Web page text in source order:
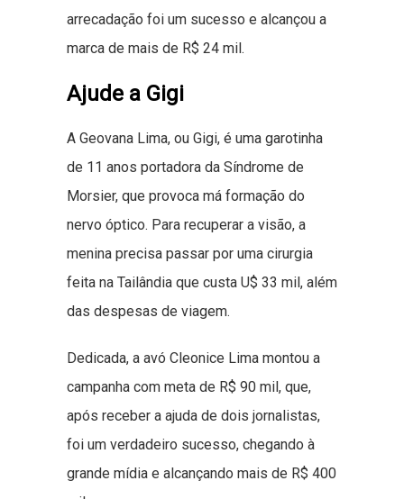
arrecadação foi um sucesso e alcançou a
marca de mais de R$ 24 mil.
Ajude a Gigi
A Geovana Lima, ou Gigi, é uma garotinha
de 11 anos portadora da Síndrome de
Morsier, que provoca má formação do
nervo óptico. Para recuperar a visão, a
menina precisa passar por uma cirurgia
feita na Tailândia que custa U$ 33 mil, além
das despesas de viagem.
Dedicada, a avó Cleonice Lima montou a
campanha com meta de R$ 90 mil, que,
após receber a ajuda de dois jornalistas,
foi um verdadeiro sucesso, chegando à
grande mídia e alcançando mais de R$ 400